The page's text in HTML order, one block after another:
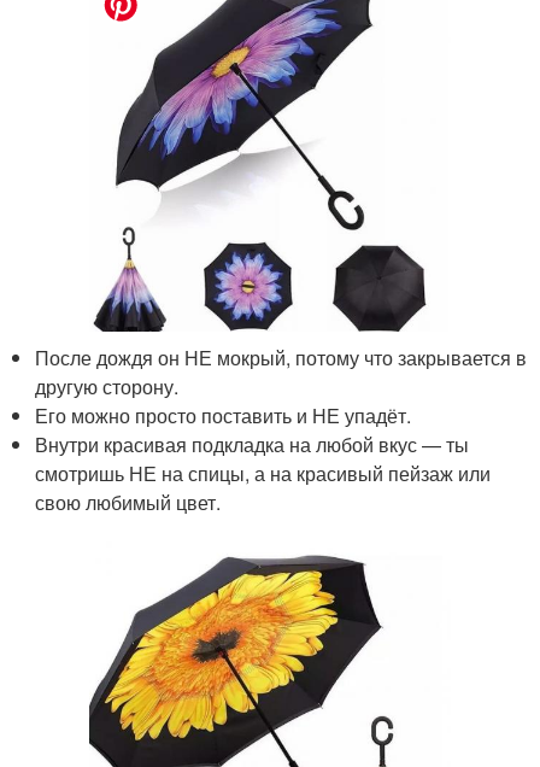
После дождя он НЕ мокрый, потому что закрывается в
другую сторону.
Его можно просто поставить и НЕ упадёт.
Внутри красивая подкладка на любой вкус — ты
смотришь НЕ на спицы, а на красивый пейзаж или
свою любимый цвет.